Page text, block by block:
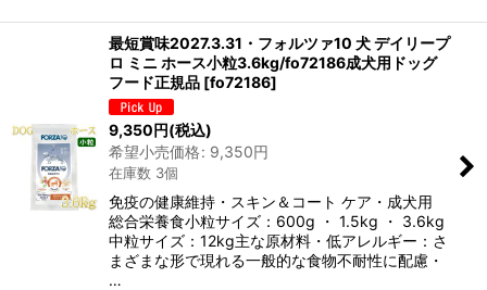
最短賞味2027.3.31・フォルツァ10 犬 デイリープ
ロ ミニ ホース小粒3.6kg/fo72186成犬用ドッグ
フード正規品 [fo72186]
9,350円(税込)
希望小売価格: 9,350円
在庫数 3個
免疫の健康維持・スキン＆コート ケア・成犬用
総合栄養食小粒サイズ：600g ・ 1.5kg ・ 3.6kg
中粒サイズ：12kg主な原材料・低アレルギー：さ
まざまな形で現れる一般的な食物不耐性に配慮・
…